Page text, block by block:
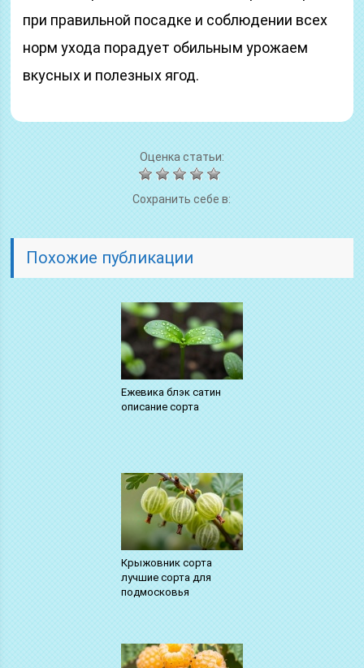
при правильной посадке и соблюдении всех
норм ухода порадует обильным урожаем
вкусных и полезных ягод.
Оценка статьи:
Сохранить себе в:
Похожие публикации
Ежевика блэк сатин
описание сорта
Крыжовник сорта
лучшие сорта для
подмосковья